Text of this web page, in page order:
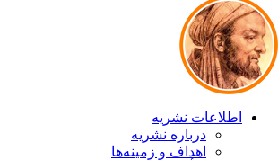
اطلاعات نشریه
درباره نشریه
اهداف و زمینه‌ها